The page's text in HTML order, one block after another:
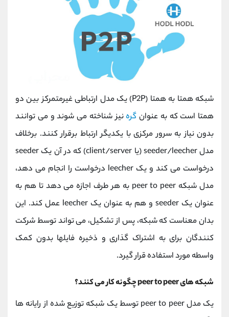
شبکه همتا به همتا (P2P) یک مدل ارتباطی غیرمتمرکز بین دو
همتا است که به عنوان گرهنیز شناخته می شوند و می توانند
بدون نیاز به سرور مرکزی با یکدیگر ارتباط برقرار کنند. برخلاف
مدل seeder/leecher (یا client/server) که در آن یک seeder
درخواست می کند و یک leecher درخواست را انجام می دهد،
مدل شبکه peer to peer به هر طرف اجازه می دهد تا هم به
عنوان یک seeder و هم به عنوان یک leecher عمل کند. این
بدان معناست که شبکه، پس از تشکیل، می تواند توسط شرکت
کنندگان برای به اشتراک گذاری و ذخیره فایلها بدون کمک
واسطه مورد استفاده قرار گیرد.
شبکه های peer to peer چگونه کار می کنند؟
یک مدل peer to peer توسط یک شبکه توزیع شده از رایانه ها